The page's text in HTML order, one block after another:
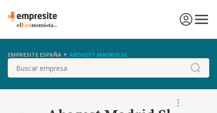
EMPRESITE ESPAÑA ABOGEST MADRID SL
Buscar